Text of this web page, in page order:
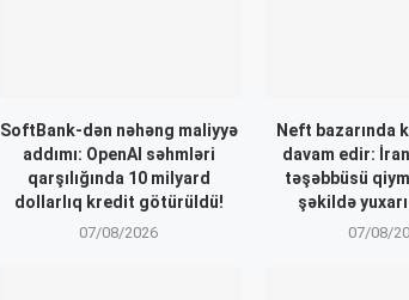
SoftBank-dən nəhəng maliyyə
addımı: OpenAI səhmləri
qarşılığında 10 milyard
dollarlıq kredit götürüldü!
07/08/2026
Neft bazarında
davam edir:
təşəbbüsü
şəkildə
07/08/